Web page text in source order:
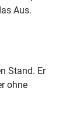
Aus.
Stand. Er
ohne